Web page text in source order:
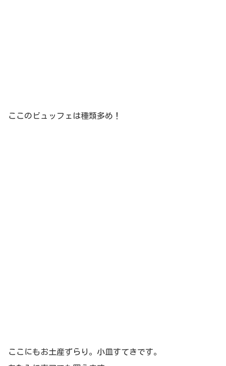
ここのビュッフェは種類多め！
ここにもお土産ずらり。小皿すてきです。